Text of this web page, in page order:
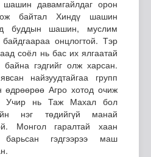
давамгайлдаг орон
байтал Хиндү шашин
буддын шашин, муслим
онцлогтой. Тэр
соёл нь бас их ялгаатай
гэдгийг олж харсан.
найзуудтайгаа групп
өдрөөрөө Агро хотод очиж
Учир нь Таж Махал бол
нэг төдийгүй манай
Монгол гаралтай хаан
гэдгээрээ маш